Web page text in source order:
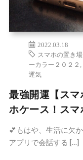
2022.03.18
スマホの置き
ーカラー２０２２
運気
最強開運【ス
ホケース！スマ
💕もはや、生活に欠
アプリで会話する […]